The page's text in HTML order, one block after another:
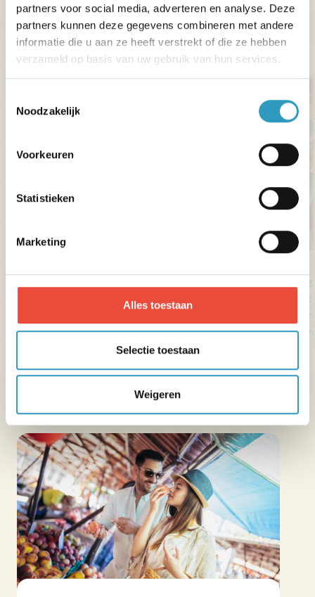
partners voor social media, adverteren en analyse. Deze
partners kunnen deze gegevens combineren met andere
informatie die u aan ze heeft verstrekt of die ze hebben
verzameld op basis van uw gebruik van hun services.
Noodzakelijk
Voorkeuren
Statistieken
Marketing
Alles toestaan
Selectie toestaan
Weigeren
Familiebezoek.
Spectaculaire bezienswaardigheden en
authentieke dorpjes nemen je mee terug door
de eeuwen voor een onvergetelijke ervaring!
Delokale markten.